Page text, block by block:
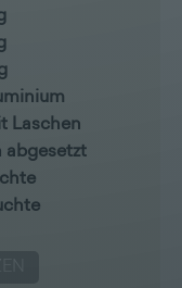
Laschen
abgesetzt